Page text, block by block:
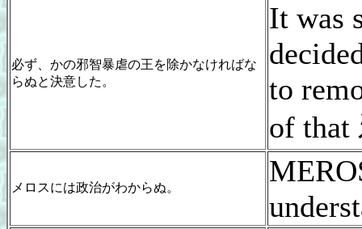
必ず、かの邪智暴虐の王を除かなければな
らぬと決意した。
It was
to
of that
メロスには政治がわからぬ。